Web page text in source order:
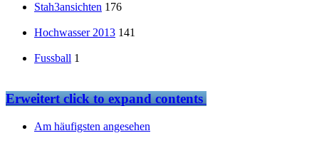
Stah3ansichten 176
Hochwasser 2013 141
Fussball 1
Erweitertclick to expand contents
Am häufigsten angesehen